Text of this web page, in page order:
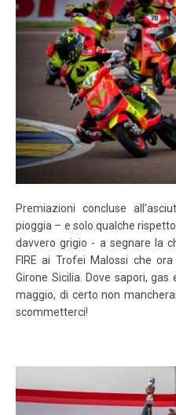
Premiazioni concluse
pioggia – e solo qualche
davvero grigio - a segnare la
FIRE ai Trofei Malossi che
Girone Sicilia. Dove sapori,
maggio, di certo non
scommetterci!